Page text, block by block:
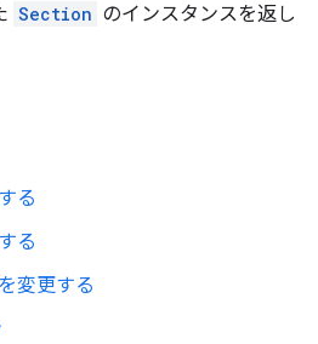
Section のインスタンスを返し
る
る
変更する